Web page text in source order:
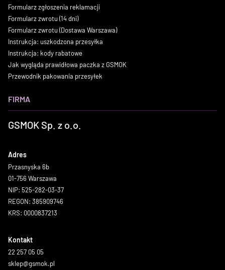
Formularz zgłoszenia reklamacji
Formularz zwrotu (14 dni)
Formularz zwrotu (Dostawa Warszawa)
Instrukcja: uszkodzona przesyłka
Instrukcja: kody rabatowe
Jak wygląda prawidłowa paczka z GSMOK
Przewodnik pakowania przesyłek
FIRMA
GSMOK Sp. z o.o.
Adres
Przasnyska 6b
01-756 Warszawa
NIP: 525-282-03-37
REGON: 385909746
KRS: 0000837213
Kontakt
22 257 05 05
sklep@gsmok.pl